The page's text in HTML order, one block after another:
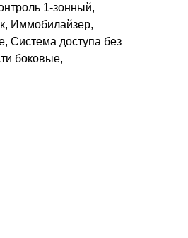
1-зонный,
Иммобилайзер,
Система доступа без
боковые,